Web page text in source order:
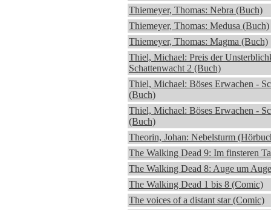
Thiemeyer, Thomas: Nebra (Buch)
Thiemeyer, Thomas: Medusa (Buch)
Thiemeyer, Thomas: Magma (Buch)
Thiel, Michael: Preis der
Schattenwacht 2 (Buch)
Thiel, Michael: Böses Erwachen -
(Buch)
Thiel, Michael: Böses Erwachen -
(Buch)
Theorin, Johan: Nebelsturm
The Walking Dead 9: Im finsteren
The Walking Dead 8: Auge um
The Walking Dead 1 bis 8 (Comic)
The voices of a distant star (Comic)